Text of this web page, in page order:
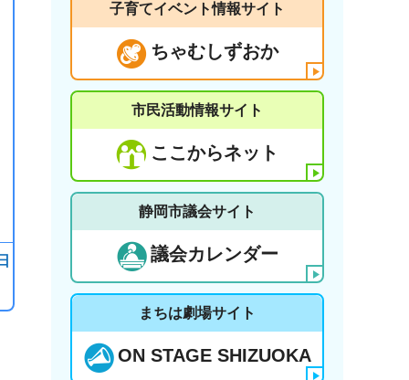
子育てイベント情報サイト
ちゃむしずおか
市民活動情報サイト
ここからネット
静岡市議会サイト
議会カレンダー
まちは劇場サイト
ON STAGE SHIZUOKA